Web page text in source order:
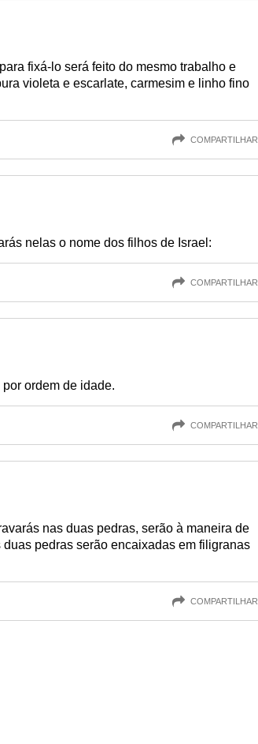
fixá-lo será feito do mesmo trabalho e
violeta e escarlate, carmesim e linho fino
COMPARTILHAR
nelas o nome dos filhos de Israel:
COMPARTILHAR
ordem de idade.
COMPARTILHAR
nas duas pedras, serão à maneira de
pedras serão encaixadas em filigranas
COMPARTILHAR